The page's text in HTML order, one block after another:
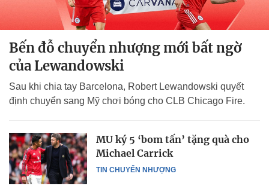
Bến đỗ chuyển nhượng mới bất ngờ
của Lewandowski
Sau khi chia tay Barcelona, Robert Lewandowski quyết
định chuyển sang Mỹ chơi bóng cho CLB Chicago Fire.
TIN CHUYỂN NHƯỢNG
MU ký 5 ‘bom tấn’ tặng quà cho
Michael Carrick